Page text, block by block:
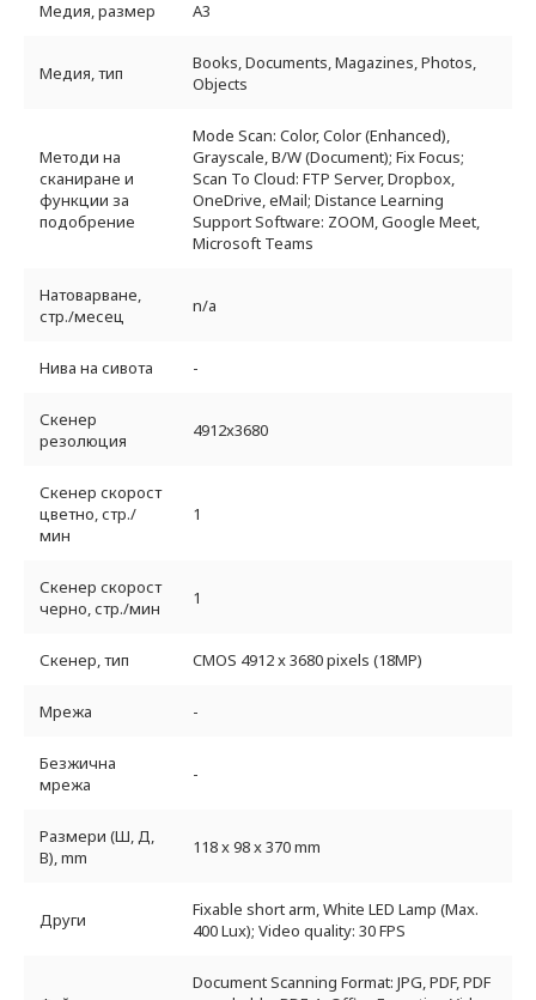
Медия, размер A3
Медия, тип
Books, Documents, Magazines, Photos,
Objects
Методи на
сканиране и
функции за
подобрение
Mode Scan: Color, Color (Enhanced),
Grayscale, B/W (Document); Fix Focus;
Scan To Cloud: FTP Server, Dropbox,
OneDrive, eMail; Distance Learning
Support Software: ZOOM, Google Meet,
Microsoft Teams
Натоварване,
стр./месец
n/a
Нива на сивота -
Скенер
резолюция
4912x3680
Скенер скорост
цветно, стр./
мин
1
Скенер скорост
черно, стр./мин
1
Скенер, тип CMOS 4912 x 3680 pixels (18MP)
Мрежа -
Безжична
мрежа
-
Размери (Ш, Д,
В), mm
118 x 98 x 370 mm
Други
Fixable short arm, White LED Lamp (Max.
400 Lux); Video quality: 30 FPS
Document Scanning Format: JPG, PDF, PDF